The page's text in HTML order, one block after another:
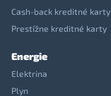
Cash-back kreditné karty
Prestížne kreditné karty
Energie
Elektrina
Plyn